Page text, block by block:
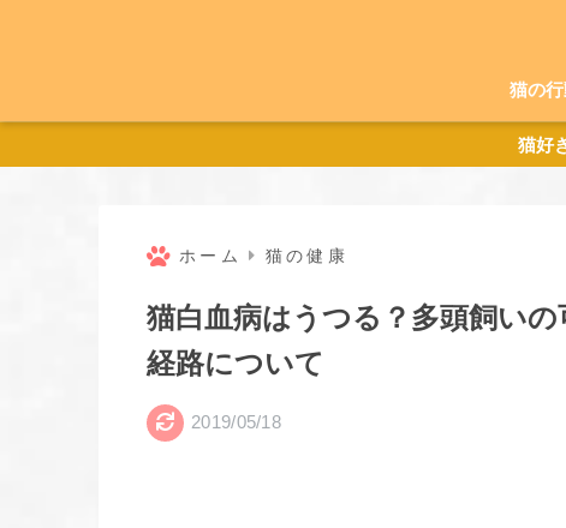
猫の
猫好
ホーム 猫の健康
猫白血病はうつる？多頭飼い
経路について
2019/05/18